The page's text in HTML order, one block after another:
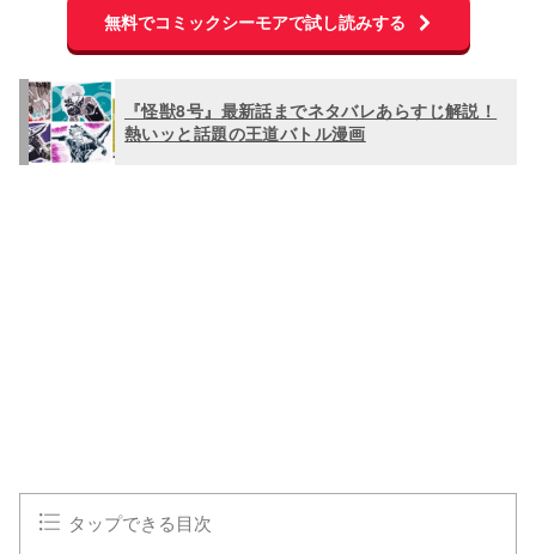
無料でコミックシーモアで試し読みする
『怪獣8号』最新話までネタバレあらすじ解説！
熱いッと話題の王道バトル漫画
タップできる目次